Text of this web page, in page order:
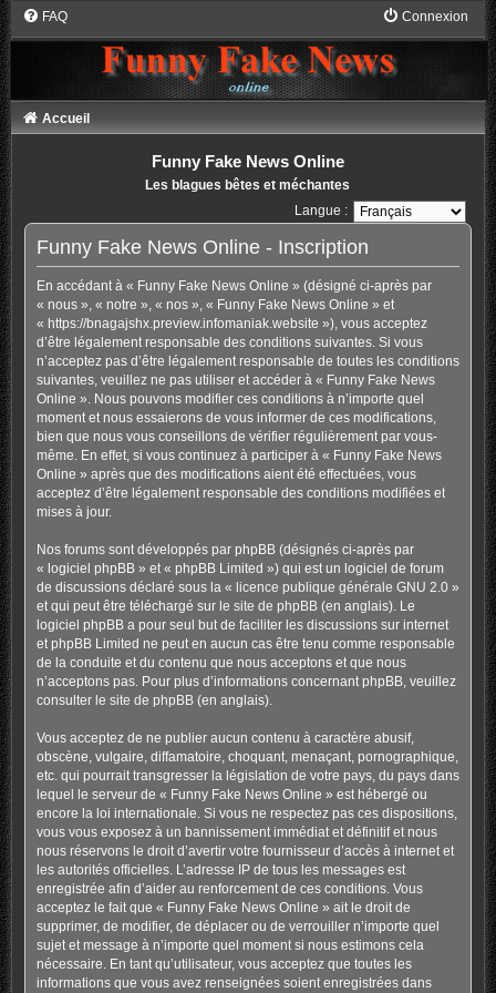
FAQ Connexion
Accueil
Funny Fake News Online
Les blagues bêtes et méchantes
Langue :
Funny Fake News Online - Inscription
En accédant à « Funny Fake News Online » (désigné ci-après par
« nous », « notre », « nos », « Funny Fake News Online » et
« https://bnagajshx.preview.infomaniak.website »), vous acceptez
d’être légalement responsable des conditions suivantes. Si vous
n’acceptez pas d’être légalement responsable de toutes les conditions
suivantes, veuillez ne pas utiliser et accéder à « Funny Fake News
Online ». Nous pouvons modifier ces conditions à n’importe quel
moment et nous essaierons de vous informer de ces modifications,
bien que nous vous conseillons de vérifier régulièrement par vous-
même. En effet, si vous continuez à participer à « Funny Fake News
Online » après que des modifications aient été effectuées, vous
acceptez d’être légalement responsable des conditions modifiées et
mises à jour.
Nos forums sont développés par phpBB (désignés ci-après par
« logiciel phpBB » et « phpBB Limited ») qui est un logiciel de forum
de discussions déclaré sous la « licence publique générale GNU 2.0»
et qui peut être téléchargé sur le site de phpBB(en anglais). Le
logiciel phpBB a pour seul but de faciliter les discussions sur internet
et phpBB Limited ne peut en aucun cas être tenu comme responsable
de la conduite et du contenu que nous acceptons et que nous
n’acceptons pas. Pour plus d’informations concernant phpBB, veuillez
consulter le site de phpBB(en anglais).
Vous acceptez de ne publier aucun contenu à caractère abusif,
obscène, vulgaire, diffamatoire, choquant, menaçant, pornographique,
etc. qui pourrait transgresser la législation de votre pays, du pays dans
lequel le serveur de « Funny Fake News Online » est hébergé ou
encore la loi internationale. Si vous ne respectez pas ces dispositions,
vous vous exposez à un bannissement immédiat et définitif et nous
nous réservons le droit d’avertir votre fournisseur d’accès à internet et
les autorités officielles. L’adresse IP de tous les messages est
enregistrée afin d’aider au renforcement de ces conditions. Vous
acceptez le fait que « Funny Fake News Online » ait le droit de
supprimer, de modifier, de déplacer ou de verrouiller n’importe quel
sujet et message à n’importe quel moment si nous estimons cela
nécessaire. En tant qu’utilisateur, vous acceptez que toutes les
informations que vous avez renseignées soient enregistrées dans